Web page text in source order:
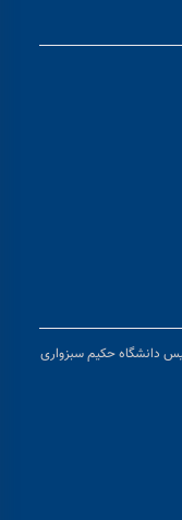
دانشگاه حکیم سبزواری